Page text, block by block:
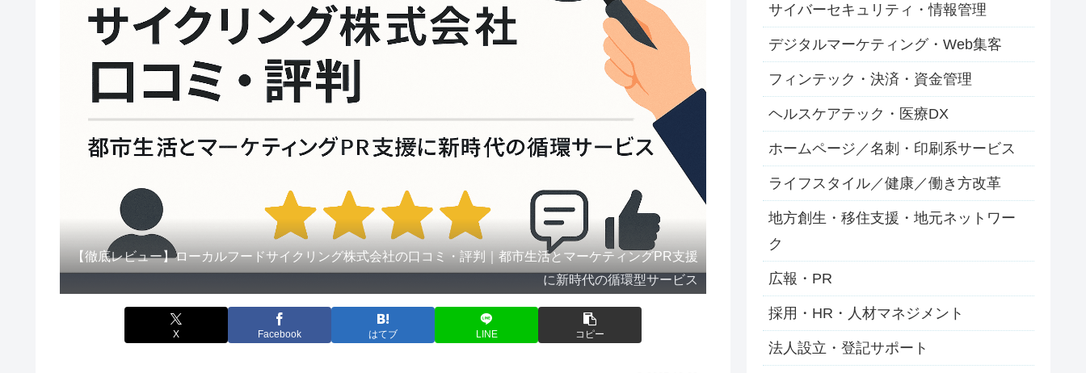
【徹底レビュー】ローカルフードサイクリング株式会社の口コミ・評判｜都市生活とマーケティングPR支援
に新時代の循環型サービス
X Facebook はてブ LINE コピー
サイバーセキュリティ・情報管理
デジタルマーケティング・Web集客
フィンテック・決済・資金管理
ヘルスケアテック・医療DX
ホームページ／名刺・印刷系サービス
ライフスタイル／健康／働き方改革
地方創生・移住支援・地元ネットワー
ク
広報・PR
採用・HR・人材マネジメント
法人設立・登記サポート